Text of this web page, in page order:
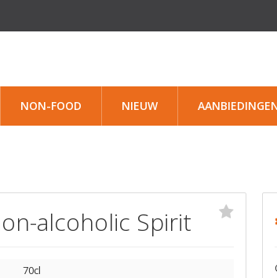
NON-FOOD NIEUW
alcoholic Spirit
70cl